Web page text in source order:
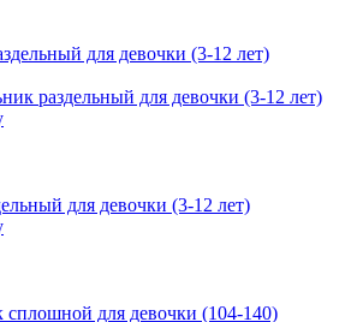
раздельный для девочки (3-12 лет)
для девочки (3-12 лет)